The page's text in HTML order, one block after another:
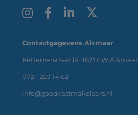
Contactgegevens Alkmaar
Pettemerstraat 14, 1823 CW Alkmaar
072 - 220 14 62
info@goedvastmakelaars.nl